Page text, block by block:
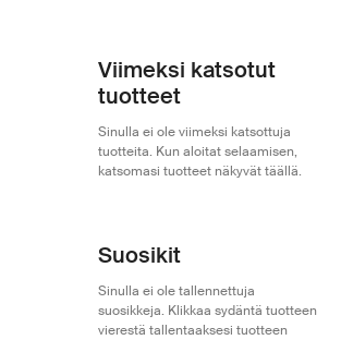
Viimeksi katsotut
tuotteet
Sinulla ei ole viimeksi katsottuja
tuotteita. Kun aloitat selaamisen,
katsomasi tuotteet näkyvät täällä.
Suosikit
Sinulla ei ole tallennettuja
suosikkeja. Klikkaa sydäntä tuotteen
vierestä tallentaaksesi tuotteen